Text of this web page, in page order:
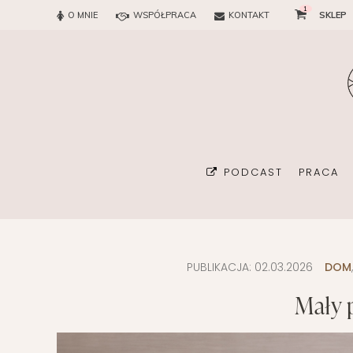
O MNIE WSPÓŁPRACA KONTAKT
1
SKLEP
PODCAST PRACA
BIURO
PUBLIKACJA: 02.03.2026 DOM,
Mały